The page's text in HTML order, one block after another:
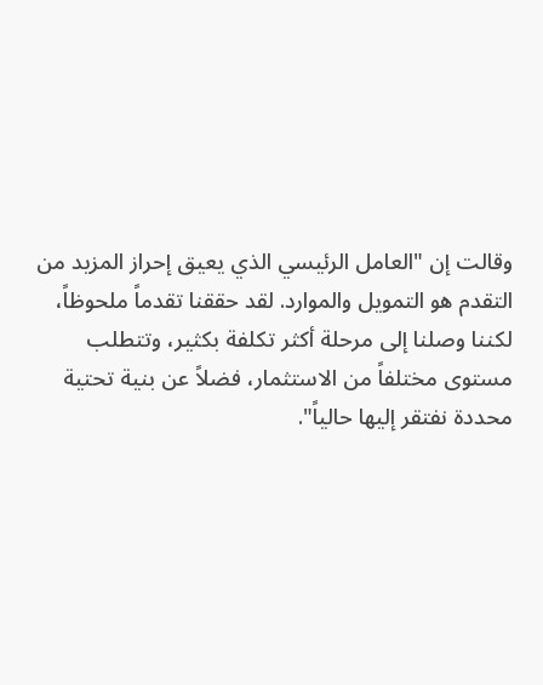
وقالت إن "العامل الرئيسي الذي يعيق إحراز المزيد من
التقدم هو التمويل والموارد. لقد حققنا تقدماً ملحوظاً،
لكننا وصلنا إلى مرحلة أكثر تكلفة بكثير، وتتطلب
مستوى مختلفاً من الاستثمار، فضلاً عن بنية تحتية
محددة نفتقر إليها حالياً".